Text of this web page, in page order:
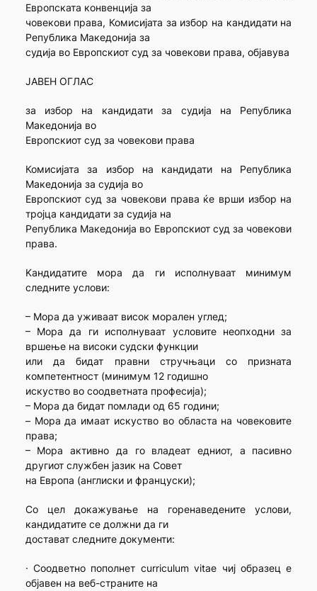
Европската конвенција за
човекови права, Комисијата за избор на кандидати на
Република Македонија за
судија во Европскиот суд за човекови права, oбјавува
ЈАВЕН ОГЛАС
за избор на кандидати за судија на Република
Македонија во
Европскиот суд за човекови права
Комисијата за избор на кандидати на Република
Македонија за судија во
Европскиот суд за човекови права ќе врши избор на
тројца кандидати за судија на
Република Македонија во Европскиот суд за човекови
права.
Kандидатите мора да ги исполнуваат минимум
следните услови:
– Мора да уживаат висок морален углед;
– Мора да ги исполнуваат условите неопходни за
вршење на високи судски функции
или да бидат правни стручњаци со призната
компетентност (минимум 12 годишно
искуство во соодветната професија);
– Мора да бидат помлади од 65 години;
– Moра да имаат искуство во областа на човековите
права;
– Мора активно да го владеат едниот, а пасивно
другиот службен јазик на Совет
на Европа (англиски и француски);
Со цел докажување на горенаведените услови,
кандидатите се должни да ги
достават следните документи:
· Соодветно пополнет curriculum vitae чиј образец е
објавен на веб-страните на